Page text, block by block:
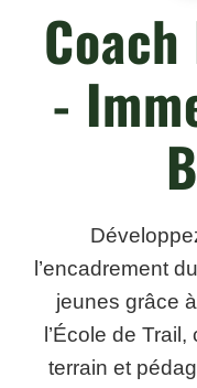
-
l’encadrement
jeunes grâce
l’École de
terrain et